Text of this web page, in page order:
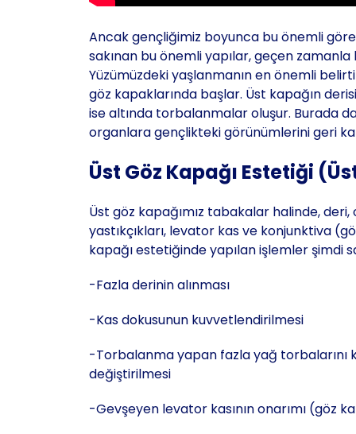
Ancak gençliğimiz boyunca bu önemli
sakınan bu önemli yapılar, geçen
Yüzümüzdeki yaşlanmanın en önemli
göz kapaklarında başlar. Üst kapağın
ise altında torbalanmalar oluşur. Burada
organlara gençlikteki görünümlerini geri
Üst Göz Kapağı Estetiği
Üst göz kapağımız tabakalar halinde,
yastıkçıkları, levator kas ve konjunktiva
kapağı estetiğinde yapılan işlemler şimdi
-Fazla derinin alınması
-Kas dokusunun kuvvetlendirilmesi
-Torbalanma yapan fazla yağ torbalarını
değiştirilmesi
-Gevşeyen levator kasının onarımı (göz